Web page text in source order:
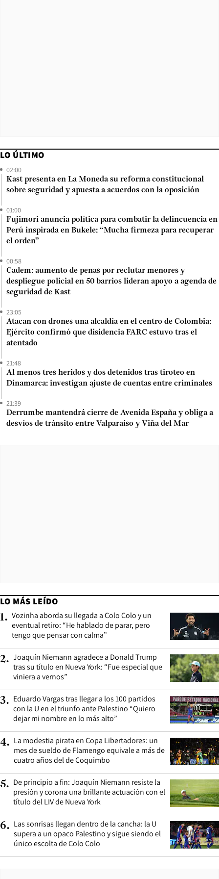
LO ÚLTIMO
02:00
Kast presenta en La Moneda su reforma constitucional
sobre seguridad y apuesta a acuerdos con la oposición
01:00
Fujimori anuncia política para combatir la delincuencia en
Perú inspirada en Bukele: “Mucha firmeza para recuperar
el orden”
00:58
Cadem: aumento de penas por reclutar menores y
despliegue policial en 50 barrios lideran apoyo a agenda de
seguridad de Kast
23:05
Atacan con drones una alcaldía en el centro de Colombia:
Ejército confirmó que disidencia FARC estuvo tras el
atentado
21:48
Al menos tres heridos y dos detenidos tras tiroteo en
Dinamarca: investigan ajuste de cuentas entre criminales
21:39
Derrumbe mantendrá cierre de Avenida España y obliga a
desvíos de tránsito entre Valparaíso y Viña del Mar
LO MÁS LEÍDO
1. Vozinha aborda su llegada a Colo Colo y un
eventual retiro: “He hablado de parar, pero
tengo que pensar con calma”
2. Joaquín Niemann agradece a Donald Trump
tras su título en Nueva York: “Fue especial que
viniera a vernos”
3. Eduardo Vargas tras llegar a los 100 partidos
con la U en el triunfo ante Palestino “Quiero
dejar mi nombre en lo más alto”
4. La modestia pirata en Copa Libertadores: un
mes de sueldo de Flamengo equivale a más de
cuatro años del de Coquimbo
5. De principio a fin: Joaquín Niemann resiste la
presión y corona una brillante actuación con el
título del LIV de Nueva York
6. Las sonrisas llegan dentro de la cancha: la U
supera a un opaco Palestino y sigue siendo el
único escolta de Colo Colo